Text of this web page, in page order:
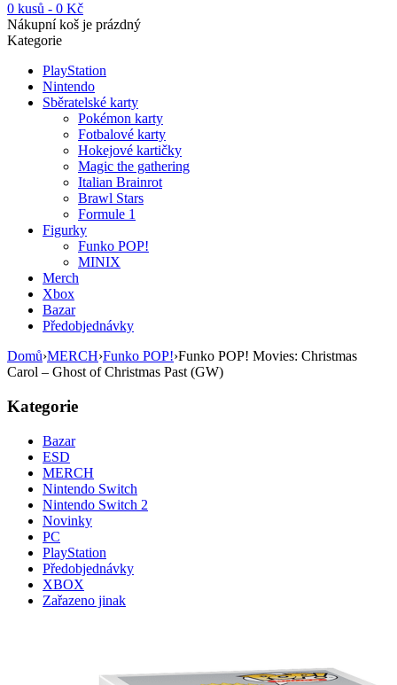
0 kusů - 0 Kč
Nákupní koš je prázdný
Kategorie
PlayStation
Nintendo
Sběratelské karty
Pokémon karty
Fotbalové karty
Hokejové kartičky
Magic the gathering
Italian Brainrot
Brawl Stars
Formule 1
Figurky
Funko POP!
MINIX
Merch
Xbox
Bazar
Předobjednávky
Domů›MERCH›Funko POP!›Funko POP! Movies: Christmas
Carol – Ghost of Christmas Past (GW)
Kategorie
Bazar
ESD
MERCH
Nintendo Switch
Nintendo Switch 2
Novinky
PC
PlayStation
Předobjednávky
XBOX
Zařazeno jinak